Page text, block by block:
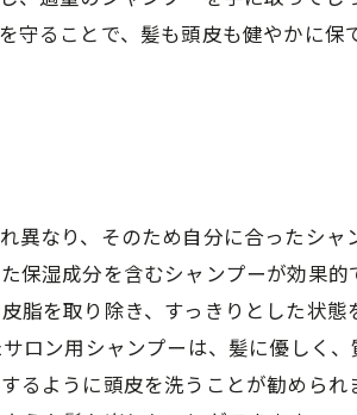
守ることで、髪も頭皮も健やかに保
異なり、そのため自分に合ったシャ
湿成分を含むシャンプーが効果的
脂を取り除き、すっきりとした状態
ロン用シャンプーは、髪に優しく、
るように頭皮を洗うことが勧められ